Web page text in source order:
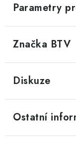
Parametry
Značka BTV
Diskuze
Ostatní